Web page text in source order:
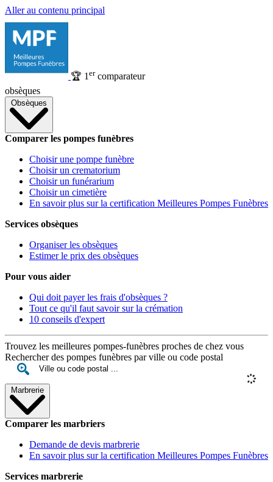
Aller au contenu principal
🏆 1 ercomparateur
obsèques
Obsèques
Comparer les pompes funèbres
Choisir une pompe funèbre
Choisir un crematorium
Choisir un funérarium
Choisir un cimetière
En savoir plus sur la certification Meilleures Pompes Funèbres
Services obsèques
Organiser les obsèques
Estimer le prix des obsèques
Pour vous aider
Qui doit payer les frais d'obsèques ?
Tout ce qu'il faut savoir sur la crémation
10 conseils d'expert
Trouvez les meilleures pompes-funèbres proches de chez vous
Rechercher des pompes funèbres par ville ou code postal
Marbrerie
Comparer les marbriers
Demande de devis marbrerie
En savoir plus sur la certification Meilleures Pompes Funèbres
Services marbrerie